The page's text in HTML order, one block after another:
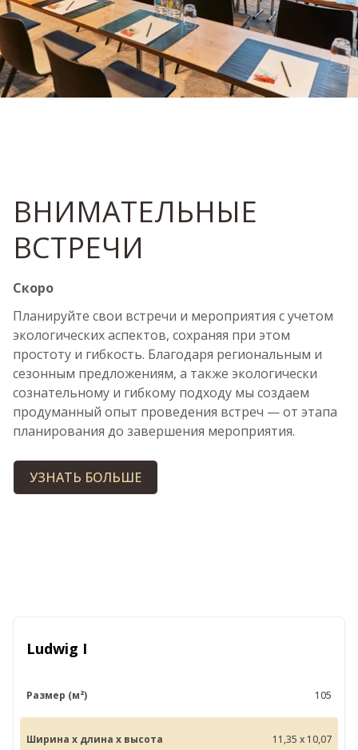
ВНИМАТЕЛЬНЫЕ
ВСТРЕЧИ
Скоро
Планируйте свои встречи и мероприятия с учетом
экологических аспектов, сохраняя при этом
простоту и гибкость. Благодаря региональным и
сезонным предложениям, а также экологически
сознательному и гибкому подходу мы создаем
продуманный опыт проведения встреч — от этапа
планирования до завершения мероприятия.
УЗНАТЬ БОЛЬШЕ
Ludwig I
Размер (м²) 105
Ширина x длина x высота 11,35 x 10,07